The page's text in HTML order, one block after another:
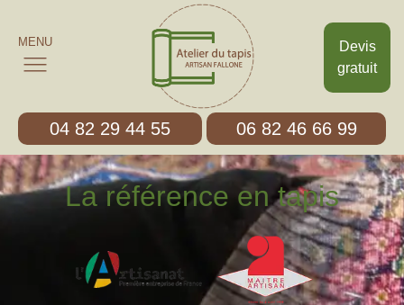
Devis
gratuit
MENU
04 82 29 44 55 06 82 46 66 99
La référence en tapis